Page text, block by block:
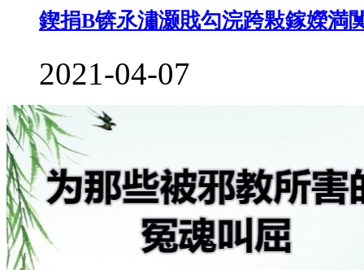
鍥捐В锛氶潚灏戝勾浣跨敤鎵嬫
2021-04-07